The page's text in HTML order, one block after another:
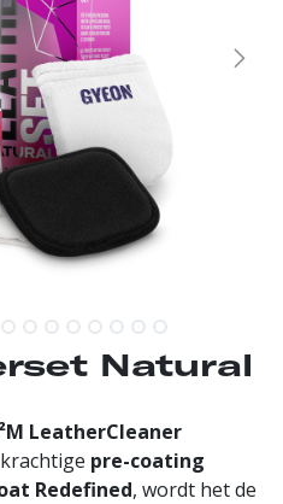
Natural
LeatherCleaner
pre-coating
Redefined, wordt het de